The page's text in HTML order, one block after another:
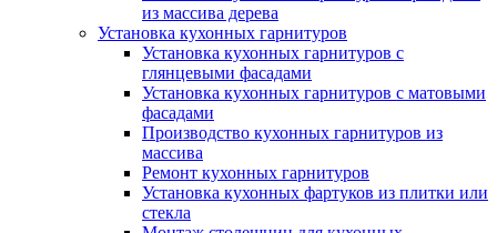
из массива дерева
Установка кухонных гарнитуров
Установка кухонных гарнитуров с
глянцевыми фасадами
Установка кухонных гарнитуров с матовыми
фасадами
Производство кухонных гарнитуров из
массива
Ремонт кухонных гарнитуров
Установка кухонных фартуков из плитки или
стекла